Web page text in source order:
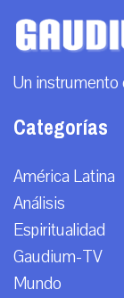
Un instrumento
Categorías
América Latina
Análisis
Espiritualidad
Gaudium-TV
Mundo